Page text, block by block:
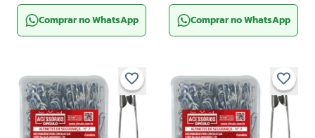
Comprar no WhatsApp Comprar no WhatsApp